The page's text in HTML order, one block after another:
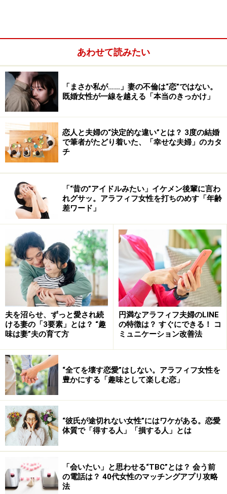
でもなお専業主婦という「永久就職」に憧れる女性はい
るようですが、筆者としてはあまりおすすめしたくあり
ません。
夫婦2人、さらに子どもができたら増えた家族分の生活
費がどのくらいかかるか、想像したことはありますか？
もしも夫1人の収入だけでまかなうとしたら、それなり
に稼いでいる人を大黒柱にしなければ、赤字家計になっ
てしまいます。出産後など一時的に働くのが難しい時期
だけならともかく、必死で節約し続ける生活が続くの
は、いくら愛情があっても厳しいのではないでしょう
か。
「だったら、青年実業家と結婚して『セレブ妻』になれ
ばいいじゃない」、本気でそう考えているあなたは、青
年実業家の妻に選ばれることはないでしょう。
今の時代、稼いでいる男性ほど「仕事にプライドを持ち
輝いている女性」「いざというときに（経済面でも）助
け合えるだけの財力のある女性」を妻に望む傾向があり
ます。家事などはアウトソーシングすればいいので、妻
あわせて読みたい
「まさか私が……」妻の不倫は“恋”ではない。
既婚女性が一線を越える「本当のきっかけ」
恋人と夫婦の“決定的な違い”とは？ 3度の結婚
で筆者がたどり着いた、「幸せな夫婦」のカタ
チ
「“昔の”アイドルみたい」イケメン後輩に言わ
れグサッ。アラフィフ女性を打ちのめす「年齢
差ワード」
夫を沼らせ、ずっと愛され続
ける妻の「3要素」とは？ “趣
味は妻”夫の育て方
円満なアラフィフ夫婦のLINE
の特徴は？ すぐにできる！ コ
ミュニケーション改善法
“全てを壊す恋愛”はしない。アラフィフ女性を
豊かにする「趣味として楽しむ恋」
“彼氏が途切れない女性”にはワケがある。恋愛
体質で「得する人」「損する人」とは
「会いたい」と思わせる“TBC”とは？ 会う前
の電話は？ 40代女性のマッチングアプリ攻略
法